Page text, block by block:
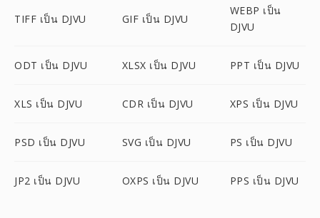
TIFF เป็น DJVU GIF เป็น DJVU
WEBP เป็น
DJVU
ODT เป็น DJVU XLSX เป็น DJVU PPT เป็น DJVU
XLS เป็น DJVU CDR เป็น DJVU XPS เป็น DJVU
PSD เป็น DJVU SVG เป็น DJVU PS เป็น DJVU
JP2 เป็น DJVU OXPS เป็น DJVU PPS เป็น DJVU